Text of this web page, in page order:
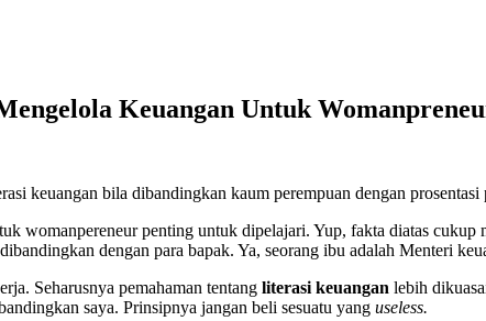
Keuangan Untuk
keuangan bila dibandingkan kaum perempuan dengan
womanpereneur penting untuk dipelajari. Yup, fakta diatas
dengan para bapak. Ya, seorang ibu adalah Menteri
Seharusnya pemahaman tentang literasi keuangan lebih
saya. Prinsipnya jangan beli sesuatu yang useless.